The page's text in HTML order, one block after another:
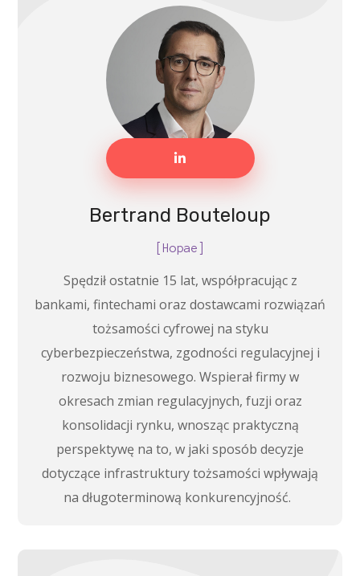
Bertrand Bouteloup
[Hopae]
Spędził ostatnie 15 lat, współpracując z
bankami, fintechami oraz dostawcami rozwiązań
tożsamości cyfrowej na styku
cyberbezpieczeństwa, zgodności regulacyjnej i
rozwoju biznesowego. Wspierał firmy w
okresach zmian regulacyjnych, fuzji oraz
konsolidacji rynku, wnosząc praktyczną
perspektywę na to, w jaki sposób decyzje
dotyczące infrastruktury tożsamości wpływają
na długoterminową konkurencyjność.